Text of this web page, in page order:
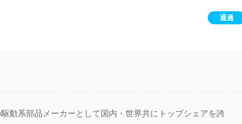
通過
動系部品メーカーとして国内・世界共にトップシェアを誇